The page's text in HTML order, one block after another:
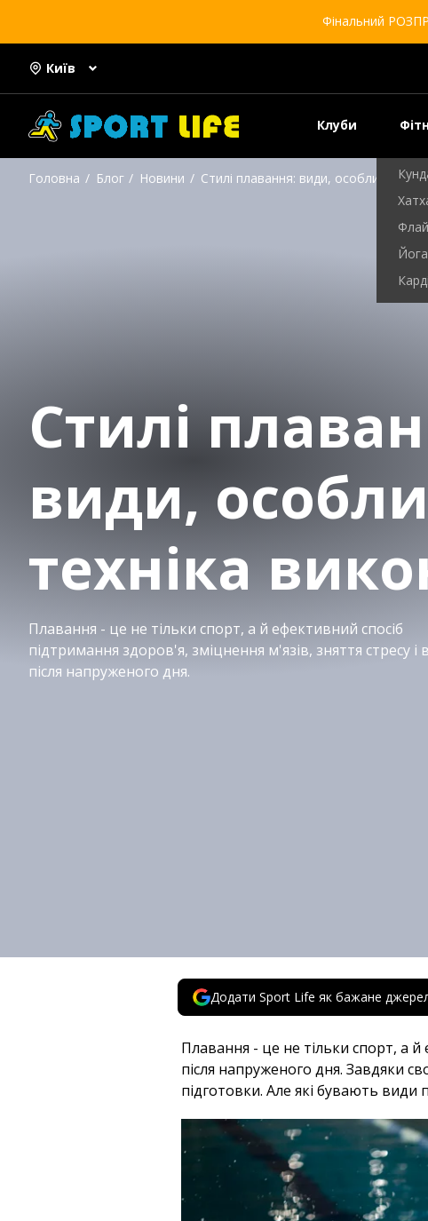
Фінальний
Київ
Клуби
Головна Блог Новини Стилі плавання: види, особливості та
Стилі
види,
техніка
Плавання - це не тільки спорт, а й ефективний спосіб
підтримання здоров'я, зміцнення м'язів, зняття стресу і
після напруженого дня.
Додати Sport Life як бажане
Плавання - це не тільки спорт, а й
після напруженого дня. Завдяки
підготовки. Але які бувають види